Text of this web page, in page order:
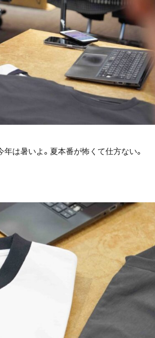
は暑いよ。夏本番が怖くて仕方ない。